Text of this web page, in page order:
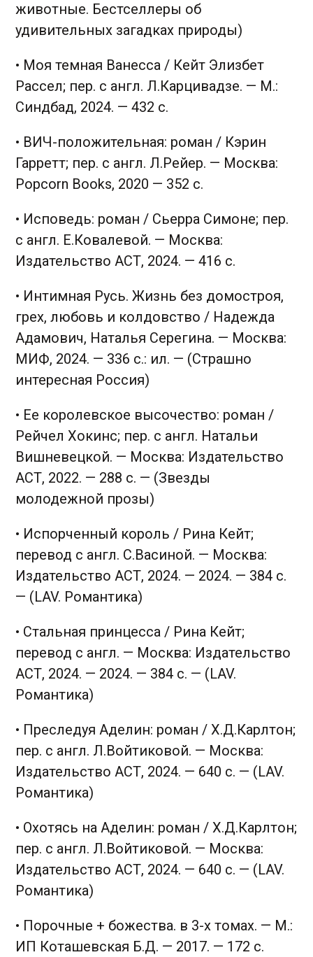
животные. Бестселлеры об
удивительных загадках природы)
• Моя темная Ванесса / Кейт Элизбет
Рассел; пер. с англ. Л.Карцивадзе. — М.:
Синдбад, 2024. — 432 с.
• ВИЧ-положительная: роман / Кэрин
Гарретт; пер. с англ. Л.Рейер. — Москва:
Popcorn Books, 2020 — 352 с.
• Исповедь: роман / Сьерра Симоне; пер.
с англ. Е.Ковалевой. — Москва:
Издательство АСТ, 2024. — 416 с.
• Интимная Русь. Жизнь без домостроя,
грех, любовь и колдовство / Надежда
Адамович, Наталья Серегина. — Москва:
МИФ, 2024. — 336 с.: ил. — (Страшно
интересная Россия)
• Ее королевское высочество: роман /
Рейчел Хокинс; пер. с англ. Натальи
Вишневецкой. — Москва: Издательство
АСТ, 2022. — 288 с. — (Звезды
молодежной прозы)
• Испорченный король / Рина Кейт;
перевод с англ. С.Васиной. — Москва:
Издательство АСТ, 2024. — 2024. — 384 с.
— (LAV. Романтика)
• Стальная принцесса / Рина Кейт;
перевод с англ. — Москва: Издательство
АСТ, 2024. — 2024. — 384 с. — (LAV.
Романтика)
• Преследуя Аделин: роман / Х.Д.Карлтон;
пер. с англ. Л.Войтиковой. — Москва:
Издательство АСТ, 2024. — 640 с. — (LAV.
Романтика)
• Охотясь на Аделин: роман / Х.Д.Карлтон;
пер. с англ. Л.Войтиковой. — Москва:
Издательство АСТ, 2024. — 640 с. — (LAV.
Романтика)
• Порочные + божества. в 3-х томах. — М.:
ИП Коташевская Б.Д. — 2017. — 172 с.